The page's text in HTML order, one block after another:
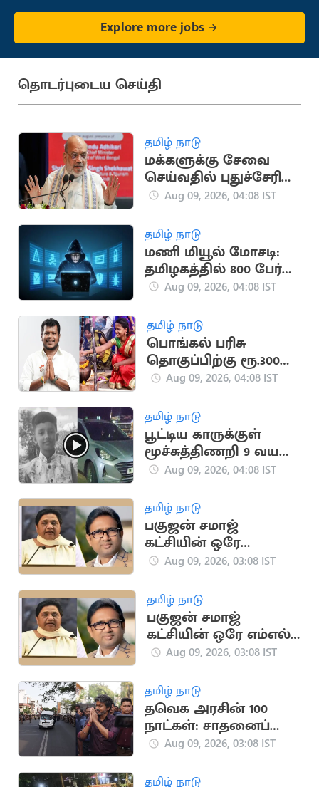
Explore more jobs
தொடர்புடைய செய்தி
தமிழ் நாடு
மக்களுக்கு சேவை
செய்வதில் புதுச்சேரி
காவல்துறை முதலிடம்:
Aug 09, 2026, 04:08 IST
தமிழ் நாடு
மணி மியூல் மோசடி:
தமிழகத்தில் 800 பேர்
கைது
Aug 09, 2026, 04:08 IST
தமிழ் நாடு
பொங்கல் பரிசு
தொகுப்பிற்கு ரூ.300
கோடி ஒதுக்கீடு:
Aug 09, 2026, 04:08 IST
தமிழ் நாடு
பூட்டிய காருக்குள்
மூச்சுத்திணறி 9 வயது
சிறுவன் பலி
Aug 09, 2026, 04:08 IST
தமிழ் நாடு
பகுஜன் சமாஜ்
கட்சியின் ஒரே
எம்எல்ஏ காலமானார்
Aug 09, 2026, 03:08 IST
தமிழ் நாடு
பகுஜன் சமாஜ்
கட்சியின் ஒரே எம்எல்ஏ
காலமானார்
Aug 09, 2026, 03:08 IST
தமிழ் நாடு
தவெக அரசின் 100
நாட்கள்: சாதனைப்
பட்டியல் தயாரிக்க
Aug 09, 2026, 03:08 IST
தமிழ் நாடு